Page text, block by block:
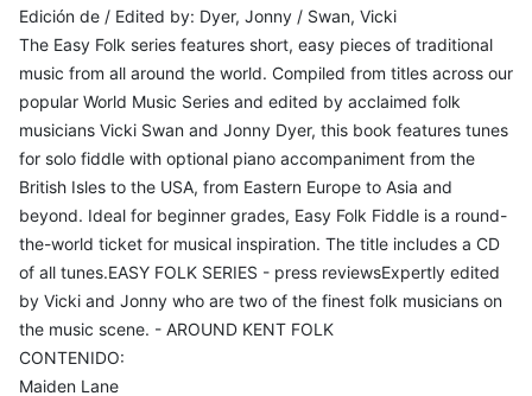
Edición de / Edited by: Dyer, Jonny / Swan, Vicki
The Easy Folk series features short, easy pieces of traditional
music from all around the world. Compiled from titles across our
popular World Music Series and edited by acclaimed folk
musicians Vicki Swan and Jonny Dyer, this book features tunes
for solo fiddle with optional piano accompaniment from the
British Isles to the USA, from Eastern Europe to Asia and
beyond. Ideal for beginner grades, Easy Folk Fiddle is a round-
the-world ticket for musical inspiration. The title includes a CD
of all tunes.EASY FOLK SERIES - press reviewsExpertly edited
by Vicki and Jonny who are two of the finest folk musicians on
the music scene. - AROUND KENT FOLK
CONTENIDO:
Maiden Lane